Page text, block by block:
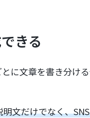
きる
に文章を書き分け
文だけでなく、